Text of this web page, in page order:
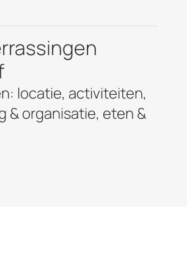
locatie, activiteiten,
& organisatie, eten &